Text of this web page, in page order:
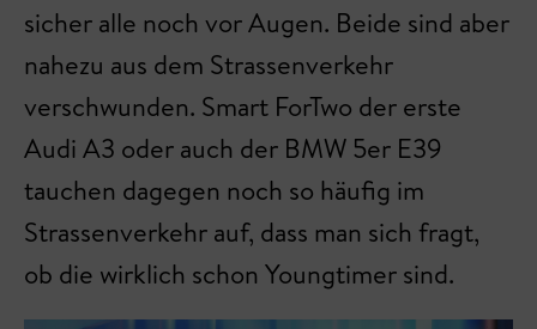
sicher alle noch vor Augen. Beide sind aber
nahezu aus dem Strassenverkehr
verschwunden. Smart ForTwo der erste
Audi A3 oder auch der BMW 5er E39
tauchen dagegen noch so häufig im
Strassenverkehr auf, dass man sich fragt,
ob die wirklich schon Youngtimer sind.